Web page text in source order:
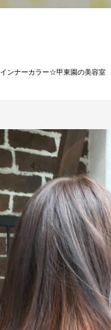
インナーカラー☆甲東園の美容室